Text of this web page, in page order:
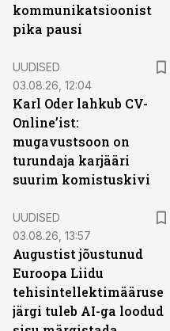
kommunikatsioonist
pika pausi
UUDISED
03.08.26, 12:04
Karl Oder lahkub CV-
Online’ist:
mugavustsoon on
turundaja karjääri
suurim komistuskivi
UUDISED
03.08.26, 13:57
Augustist jõustunud
Euroopa Liidu
tehisintellektimääruse
järgi tuleb AI-ga loodud